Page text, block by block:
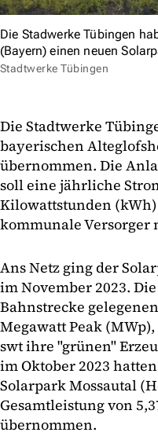
Die Stadwerke Tübingen
(Bayern) einen neuen
Stadtwerke Tübingen
Die Stadtwerke
bayerischen
übernommen. Die
soll eine jährliche
Kilowattstunden
kommunale Versorger
Ans Netz ging der
im November 2023.
Bahnstrecke
Megawatt Peak
swt ihre "grünen"
im Oktober 2023
Solarpark Mossautal
Gesamtleistung von
übernommen.